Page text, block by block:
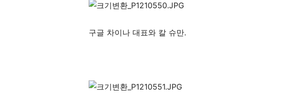
구글 차이나 대표와 칼 슈만.